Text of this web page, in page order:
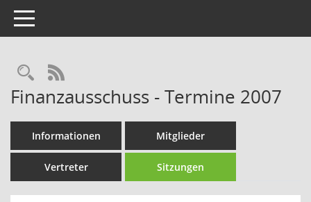
Toggle navigation
Rechercheauswahl
RSS-Feed
Finanzausschuss - Termine 2007
Informationen Mitglieder
Vertreter Sitzungen